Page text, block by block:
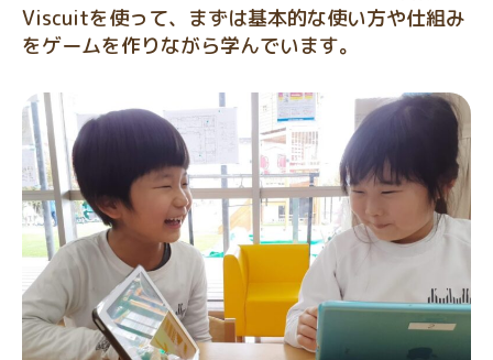
Viscuitを使って、まずは基本的な使い方や仕組み
をゲームを作りながら学んでいます。